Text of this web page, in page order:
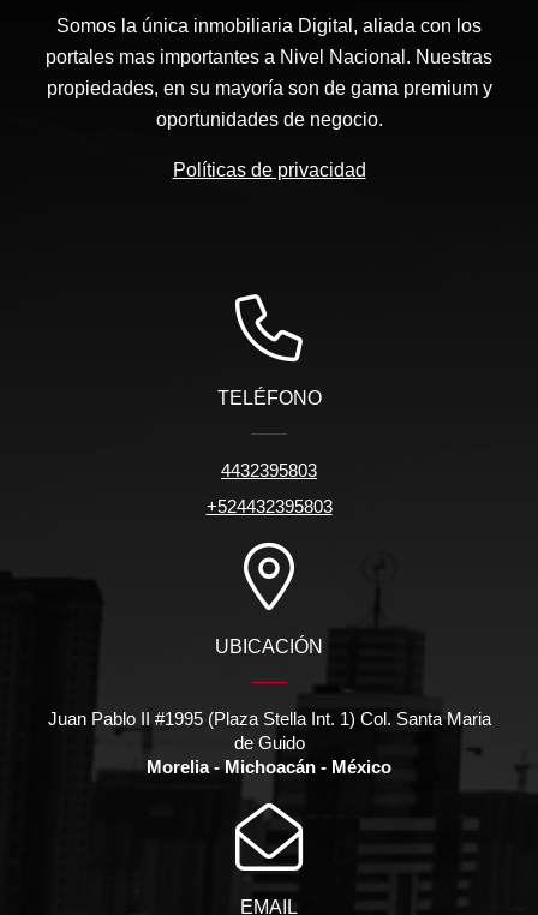
Somos la única inmobiliaria Digital, aliada con los
portales mas importantes a Nivel Nacional. Nuestras
propiedades, en su mayoría son de gama premium y
oportunidades de negocio.
Políticas de privacidad
TELÉFONO
4432395803
+524432395803
UBICACIÓN
Juan Pablo II #1995 (Plaza Stella Int. 1) Col. Santa Maria
de Guido
Morelia - Michoacán - México
EMAIL